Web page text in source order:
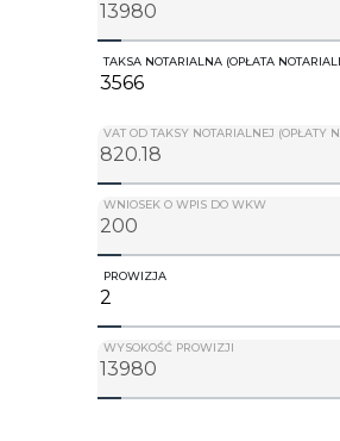
TAKSA NOTARIALNA (OPŁATA
VAT OD TAKSY NOTARIALNEJ (OPŁATY
WNIOSEK O WPIS DO WKW
PROWIZJA
WYSOKOŚĆ PROWIZJI